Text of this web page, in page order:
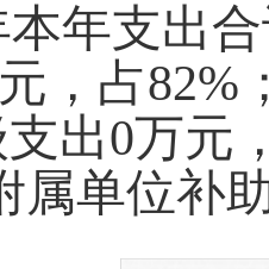
本年支出
，占82%
支出0万元
属单位补